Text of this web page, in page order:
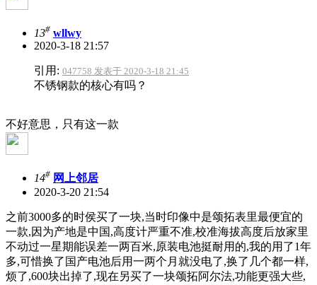
13# wllwy
2020-3-18 21:57
引用: 047758 发表于 2020-3-18 21:45
不锈钢款的核心有吗？
不好意思，只有这一款
14# 网上邻居
2020-3-20 21:54
之前3000多的时侯买了一块,当时印像中是颂拓表里最便宜的
一款,因为产地是中国,高度计严重不准,校准海拔高度后放家里
不动过一星期能误差一两百米,原装电池挺耐用的,我的用了1年
多,可惜换了国产电池后用一两个月就没电了,换了几个都一样,
烦了,600块出掉了,现在另买了一块颂拓阿尔法,功能更强大些,